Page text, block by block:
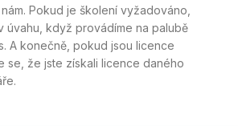
Pokud je školení vyžadováno,
úvahu, když provádíme na palubě
A konečně, pokud jsou licence
se, že jste získali licence daného